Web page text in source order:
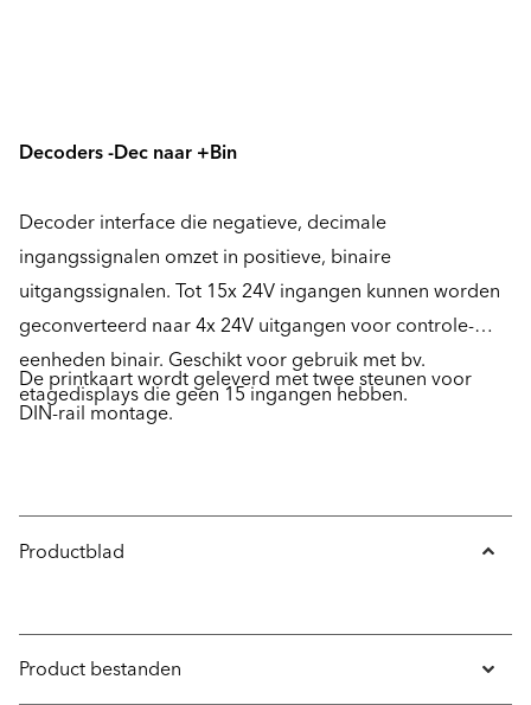
Decoders -Dec naar +Bin
Decoder interface die negatieve, decimale
ingangssignalen omzet in positieve, binaire
uitgangssignalen. Tot 15x 24V ingangen kunnen worden
geconverteerd naar 4x 24V uitgangen voor controle-
eenheden binair. Geschikt voor gebruik met bv.
etagedisplays die geen 15 ingangen hebben.
De printkaart wordt geleverd met twee steunen voor
DIN-rail montage.
Productblad
Product bestanden